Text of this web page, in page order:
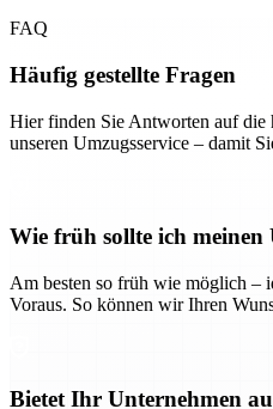
FAQ
Häufig gestellte Fragen
Hier finden Sie Antworten auf die
unseren Umzugsservice – damit
Wie früh sollte ich meinen
Am besten so früh wie möglich –
Voraus. So können wir Ihren
Bietet Ihr Unternehmen